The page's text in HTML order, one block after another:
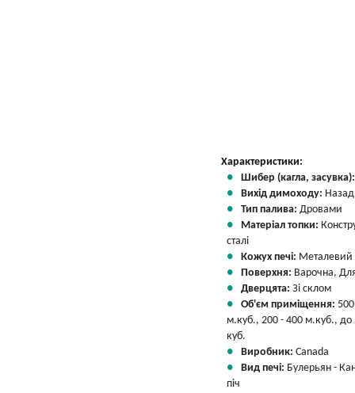
Характеристики:
Шибер (кагла,
Вихід димоходу: Назад
Тип палива: Дровами
Матеріал топки:
сталі
Кожух печі: Металевий
Поверхня: Варочна, Для
Дверцята: Зі склом
Об'єм приміщення:
м.куб., 200 - 400 м.куб., до
куб.
Виробник: Canada
Вид печі: Булерьян -
піч